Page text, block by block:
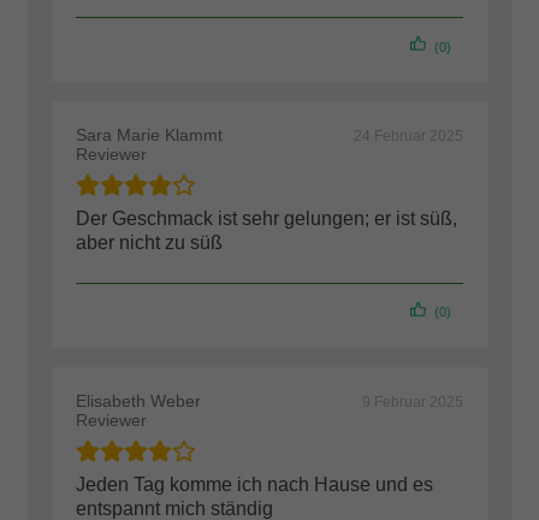
(0)
Sara Marie Klammt
Reviewer
24 Februar 2025
Der Geschmack ist sehr gelungen; er ist süß,
aber nicht zu süß
(0)
Elisabeth Weber
Reviewer
9 Februar 2025
Jeden Tag komme ich nach Hause und es
entspannt mich ständig